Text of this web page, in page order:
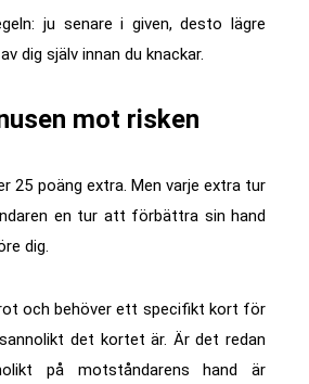
ju senare i given, desto lägre
dig själv innan du knackar.
mot risken
25 poäng extra. Men varje extra tur
en tur att förbättra sin hand
dig.
och behöver ett specifikt kort för
det kortet är. Är det redan
på motståndarens hand är